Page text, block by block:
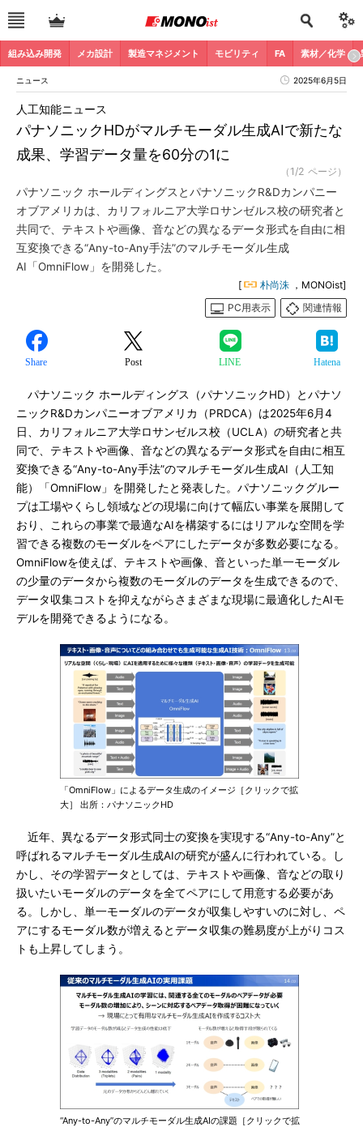
組み込み開発 メカ設計 製造マネジメント モビリティ FA 素材／化学
ニュース 2025年6月5日
パナソニックHDがマルチモーダル生成AIで新たな
成果、学習データ量を60分の1に
人工知能ニュース
（1/2 ページ）
パナソニック ホールディングスとパナソニックR&Dカンパニー
オブアメリカは、カリフォルニア大学ロサンゼルス校の研究者と
共同で、テキストや画像、音などの異なるデータ形式を自由に相
互変換できる“Any-to-Any手法”のマルチモーダル生成
AI「OmniFlow」を開発した。
[ 朴尚洙 ，MONOist]
PC用表示
関連情報
Share Post LINE Hatena
パナソニック ホールディングス（パナソニックHD）とパナソ
ニックR&Dカンパニーオブアメリカ（PRDCA）は2025年6月4
日、カリフォルニア大学ロサンゼルス校（UCLA）の研究者と共
同で、テキストや画像、音などの異なるデータ形式を自由に相互
変換できる“Any-to-Any手法”のマルチモーダル生成AI（人工知
能）「OmniFlow」を開発したと発表した。パナソニックグルー
プは工場やくらし領域などの現場に向けて幅広い事業を展開して
おり、これらの事業で最適なAIを構築するにはリアルな空間を学
習できる複数のモーダルをペアにしたデータが多数必要になる。
OmniFlowを使えば、テキストや画像、音といった単一モーダル
の少量のデータから複数のモーダルのデータを生成できるので、
データ収集コストを抑えながらさまざまな現場に最適化したAIモ
デルを開発できるようになる。
「OmniFlow」によるデータ生成のイメージ［クリックで拡
大］ 出所：パナソニックHD
近年、異なるデータ形式同士の変換を実現する“Any-to-Any”と
呼ばれるマルチモーダル生成AIの研究が盛んに行われている。し
かし、その学習データとしては、テキストや画像、音などの取り
扱いたいモーダルのデータを全てペアにして用意する必要があ
る。しかし、単一モーダルのデータが収集しやすいのに対し、ペ
アにするモーダル数が増えるとデータ収集の難易度が上がりコス
トも上昇してしまう。
“Any-to-Any”のマルチモーダル生成AIの課題［クリックで拡